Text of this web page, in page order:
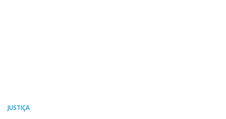
JUSTIÇA